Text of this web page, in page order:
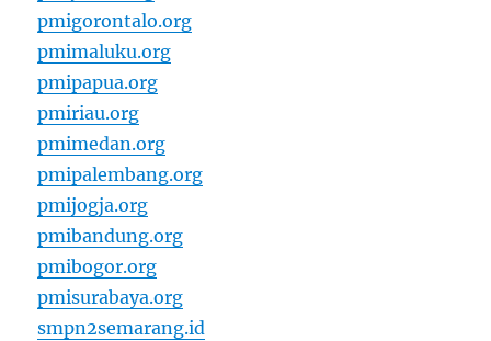
pmigorontalo.org
pmimaluku.org
pmipapua.org
pmiriau.org
pmimedan.org
pmipalembang.org
pmijogja.org
pmibandung.org
pmibogor.org
pmisurabaya.org
smpn2semarang.id